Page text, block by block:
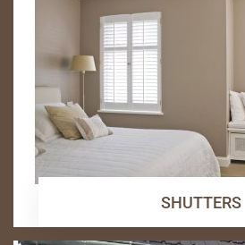
SHUTTERS